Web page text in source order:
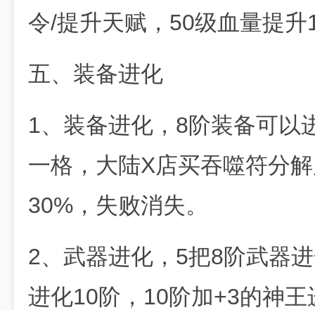
令/提升天赋，50级血量提
五、装备进化
1、装备进化，8阶装备可以
一格，大陆X店买吞噬符分
30%，失败消失。
2、武器进化，5把8阶武器
进化10阶，10阶加+3的神